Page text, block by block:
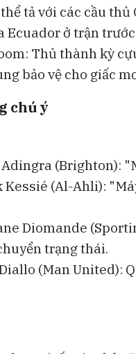
tả với các cầu
Ecuador ở trận
Thủ thành kỳ
bảo vệ cho giấc
chú ý
(Brighton):
Kessié (Al-Ahli):
Diomande
trạng thái.
(Man United):